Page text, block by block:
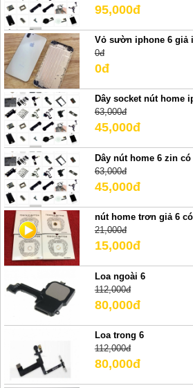
95,000đ
Vỏ sườn iphone 6 giả
0đ
0đ
Dây socket nút home
63,000đ
45,000đ
Dây nút home 6 zin
63,000đ
45,000đ
nút home trơn giả 6
21,000đ
15,000đ
Loa ngoài 6
112,000đ
80,000đ
Loa trong 6
112,000đ
80,000đ